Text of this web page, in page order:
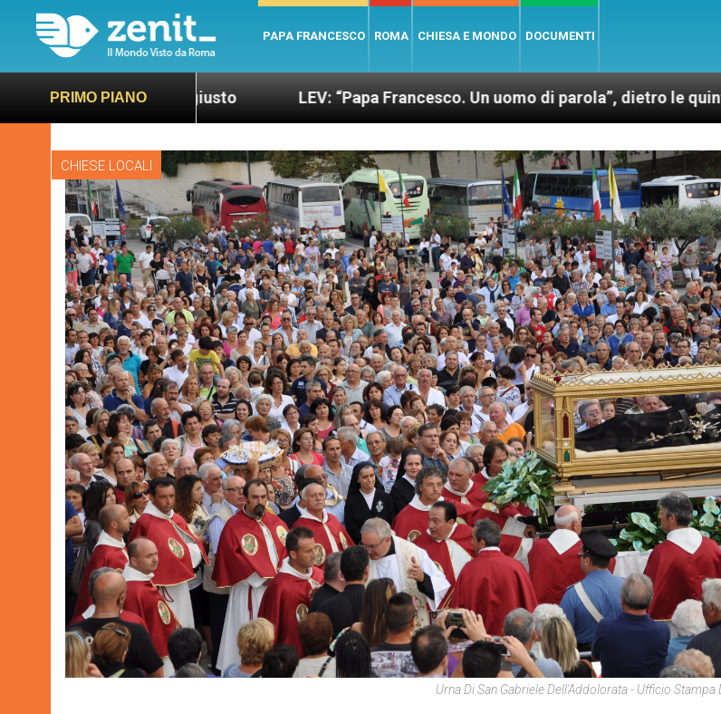
PAPA FRANCESCO ROMA CHIESA E MONDO DOCUMENTI
PRIMO PIANO
sano e giusto LEV: “Papa Francesco. Un uomo di parola”, dietro le quinte
CHIESE LOCALI
Urna Di San Gabriele Dell'Addolorata - Ufficio Stampa